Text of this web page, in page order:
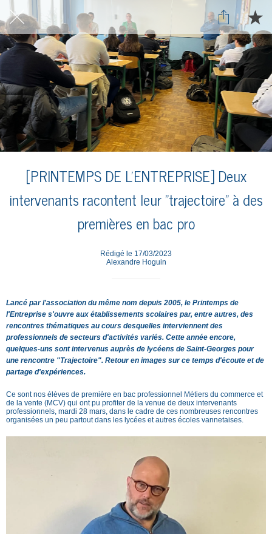
[PRINTEMPS DE L'ENTREPRISE] Deux
intervenants racontent leur "trajectoire" à des
premières en bac pro
Rédigé le 17/03/2023
Alexandre Hoguin
Lancé par l'association du même nom depuis 2005, le Printemps de
l'Entreprise s'ouvre aux établissements scolaires par, entre autres, des
rencontres thématiques au cours desquelles interviennent des
professionnels de secteurs d'activités variés. Cette année encore,
quelques-uns sont intervenus auprès de lycéens de Saint-Georges pour
une rencontre "Trajectoire". Retour en images sur ce temps d'écoute et de
partage d'expériences.
Ce sont nos élèves de première en bac professionnel Métiers du commerce et
de la vente (MCV) qui ont pu profiter de la venue de deux intervenants
professionnels, mardi 28 mars, dans le cadre de ces nombreuses rencontres
organisées un peu partout dans les lycées et autres écoles vannetaises.